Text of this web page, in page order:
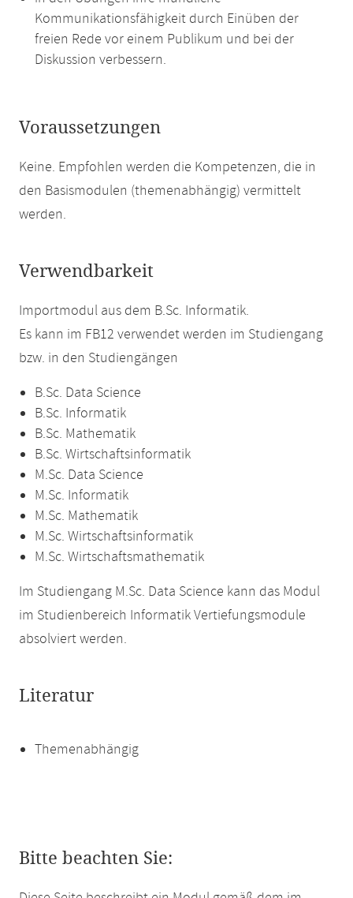
Kommunikationsfähigkeit durch Einüben der
freien Rede vor einem Publikum und bei der
Diskussion verbessern.
Voraussetzungen
Keine. Empfohlen werden die Kompetenzen, die in
den Basismodulen (themenabhängig) vermittelt
werden.
Verwendbarkeit
Importmodul aus dem B.Sc. Informatik.
Es kann im FB12 verwendet werden im Studiengang
bzw. in den Studiengängen
B.Sc. Data Science
B.Sc. Informatik
B.Sc. Mathematik
B.Sc. Wirtschaftsinformatik
M.Sc. Data Science
M.Sc. Informatik
M.Sc. Mathematik
M.Sc. Wirtschaftsinformatik
M.Sc. Wirtschaftsmathematik
Im Studiengang M.Sc. Data Science kann das Modul
im Studienbereich Informatik Vertiefungsmodule
absolviert werden.
Literatur
Themenabhängig
Bitte beachten Sie: